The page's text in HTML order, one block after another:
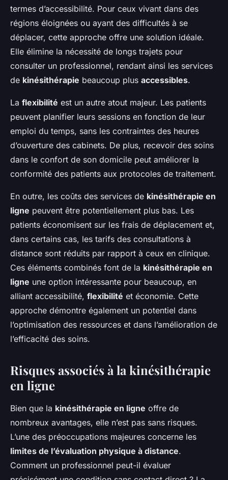
termes d’accessibilité. Pour ceux vivant dans des
régions éloignées ou ayant des difficultés à se
déplacer, cette approche offre une solution idéale.
Elle élimine la nécessité de longs trajets pour
consulter un professionnel, rendant ainsi les services
de kinésithérapie beaucoup plus accessibles.
La flexibilité est un autre atout majeur. Les patients
peuvent planifier leurs sessions en fonction de leur
emploi du temps, sans les contraintes des heures
d’ouverture des cabinets. De plus, recevoir des soins
dans le confort de son domicile peut améliorer la
conformité des patients aux protocoles de traitement.
En outre, les coûts des services de kinésithérapie en
ligne peuvent être potentiellement plus bas. Les
patients économisent sur les frais de déplacement et,
dans certains cas, les tarifs des consultations à
distance sont réduits par rapport à ceux en clinique.
Ces éléments combinés font de la kinésithérapie en
ligne une option intéressante pour beaucoup, en
alliant accessibilité, flexibilité et économie. Cette
approche démontre également un potentiel dans
l’optimisation des ressources et dans l’amélioration de
l’efficacité des soins.
Risques associés à la kinésithérapie
en ligne
Bien que la kinésithérapie en ligne offre de
nombreux avantages, elle n’est pas sans risques.
L’une des préoccupations majeures concerne les
limites de l’évaluation physique à distance.
Comment un professionnel peut-il évaluer